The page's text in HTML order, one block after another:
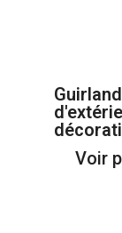
Voir